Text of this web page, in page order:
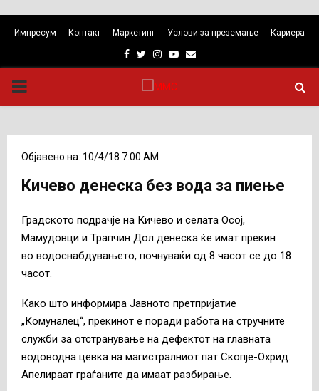
Импресум Контакт Маркетинг Услови за преземање Кариера
Facebook
TwitterInstagram
Youtube
Email
PRIMARY
Објавено на: 10/4/18 7:00 AM
Кичево денеска без вода за пиење
Градското подрачје на Кичево и селата Осој,
Мамудовци и Трапчин Дол денеска ќе имат прекин
во водоснабдувањето, почнуваќи од 8 часот се до 18
часот.
Како што информира Јавното претпријатие
„Комуналец“, прекинот е поради работа на стручните
служби за отстранување на дефектот на главната
водоводна цевка на магистралниот пат Скопје-Охрид.
Апелираат граѓаните да имаат разбирање.